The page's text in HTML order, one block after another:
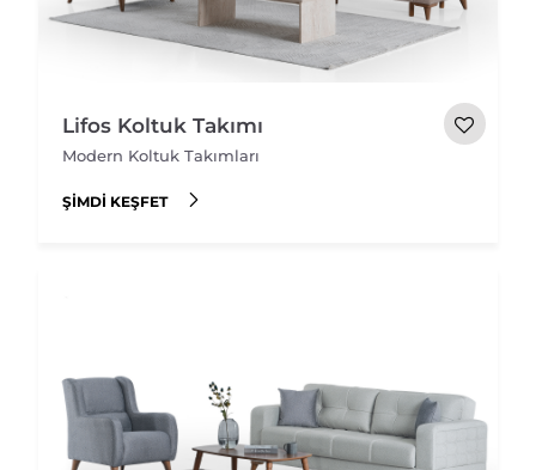
Lifos Koltuk Takımı
Modern Koltuk Takımları
ŞIMDI KEŞFET